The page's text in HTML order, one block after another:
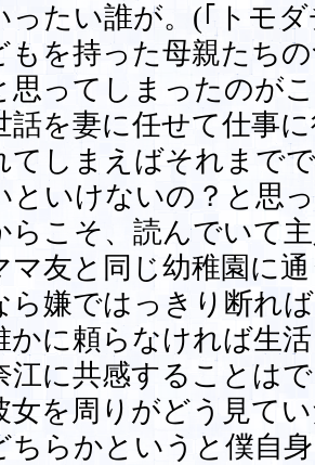
ったい誰が。(｢トモダ
を持った母親たち
思ってしまったのが
話を妻に任せて仕事
てしまえばそれまで
といけないの？と思
こそ、読んでいて
マ友と同じ幼稚園に
ら嫌ではっきり断れ
かに頼らなければ生
江に共感することは
女を周りがどう見て
ちらかというと僕自